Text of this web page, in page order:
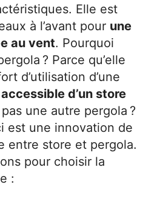
Elle est
à l’avant pour une
au vent. Pourquoi
? Parce qu’elle
d’utilisation d’une
d’un store
une autre pergola ?
est une innovation de
entre store et pergola.
pour choisir la
: